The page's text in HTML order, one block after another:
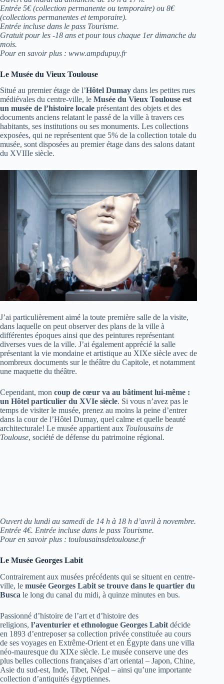
Entrée 5€ (collection permanente ou temporaire) ou 8€
(collections permanentes et temporaire).
Entrée incluse dans le pass Tourisme.
Gratuit pour les -18 ans et pour tous chaque 1er dimanche du
mois.
Pour en savoir plus : www.ampdupuy.fr
Le Musée du Vieux Toulouse
Situé au premier étage de l’Hôtel Dumay dans les petites rues
médiévales du centre-ville, le Musée du Vieux Toulouse est
un musée de l’histoire locale présentant des objets et des
documents anciens relatant le passé de la ville à travers ces
habitants, ses institutions ou ses monuments. Les collections
exposées, qui ne représentent que 5% de la collection totale du
musée, sont disposées au premier étage dans des salons datant
du XVIIIe siècle.
J’ai particulièrement aimé la toute première salle de la visite,
dans laquelle on peut observer des plans de la ville à
différentes époques ainsi que des peintures représentant
diverses vues de la ville. J’ai également apprécié la salle
présentant la vie mondaine et artistique au XIXe siècle avec de
nombreux documents sur le théâtre du Capitole, et notamment
une maquette du théâtre.
Cependant, mon coup de cœur va au bâtiment lui-même :
un Hôtel particulier du XVIe siècle. Si vous n’avez pas le
temps de visiter le musée, prenez au moins la peine d’entrer
dans la cour de l’Hôtel Dumay, quel calme et quelle beauté
architecturale! Le musée appartient aux Toulousains de
Toulouse, société de défense du patrimoine régional.
Ouvert du lundi au samedi de 14 h à 18 h d’avril à novembre.
Entrée 4€. Entrée incluse dans le pass Tourisme.
Pour en savoir plus : toulousainsdetoulouse.fr
Le Musée Georges Labit
Contrairement aux musées précédents qui se situent en centre-
ville, le musée Georges Labit se trouve dans le quartier du
Busca le long du canal du midi, à quinze minutes en bus.
Passionné d’histoire de l’art et d’histoire des
religions, l’aventurier et ethnologue Georges Labit décide
en 1893 d’entreposer sa collection privée constituée au cours
de ses voyages en Extrême-Orient et en Égypte dans une villa
néo-mauresque du XIXe siècle. Le musée conserve une des
plus belles collections françaises d’art oriental – Japon, Chine,
Asie du sud-est, Inde, Tibet, Népal – ainsi qu’une importante
collection d’antiquités égyptiennes.